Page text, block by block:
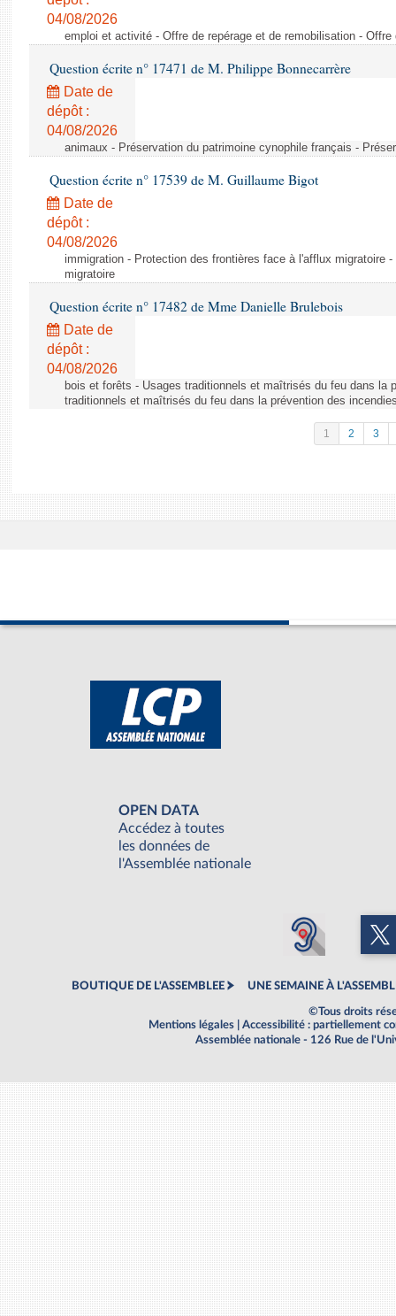
04/08/2026
emploi et activité - Offre de repérage et de remobilisation -
Question écrite n° 17471 de M. Philippe Bonnecarrère
Date de
dépôt :
04/08/2026
animaux - Préservation du patrimoine cynophile français -
Question écrite n° 17539 de M. Guillaume Bigot
Date de
dépôt :
04/08/2026
immigration - Protection des frontières face à l'afflux migratoire
migratoire
Question écrite n° 17482 de Mme Danielle Brulebois
Date de
dépôt :
04/08/2026
bois et forêts - Usages traditionnels et maîtrisés du feu dans la
traditionnels et maîtrisés du feu dans la prévention des
1 2 3
OPEN DATA
Accédez à toutes
les données de
l'Assemblée nationale
BOUTIQUE DE L'ASSEMBLEE UNE SEMAINE À
©Tous droits
Mentions légales
Accessibilité : partiellement
Assemblée nationale - 126 Rue de